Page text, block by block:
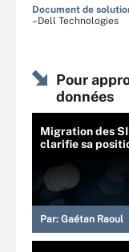
Document de
–Dell Technologies
Pour
données
Migration des
clarifie sa
Par: Gaétan Raoul